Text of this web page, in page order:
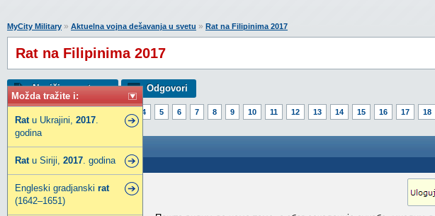
Možda tražite i:
Ratu Ukrajini, 2017.
godina
Ratu Siriji, 2017. godina
Engleski gradjanski rat
(1642–1651)
MyCity Military » Aktuelna vojna dešavanja u svetu » Rat na Filipinima 2017
Rat na Filipinima 2017
Napiši novu temu Odgovori
4 5 6 7 8 9 10 11 12 13 14 15 16 17 18
Rat na Filipinima 2017
Poslao: 29 Maj 2017 15:26
aljosa7
Super građanin